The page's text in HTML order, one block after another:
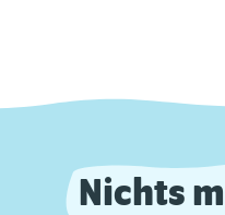
Nichts